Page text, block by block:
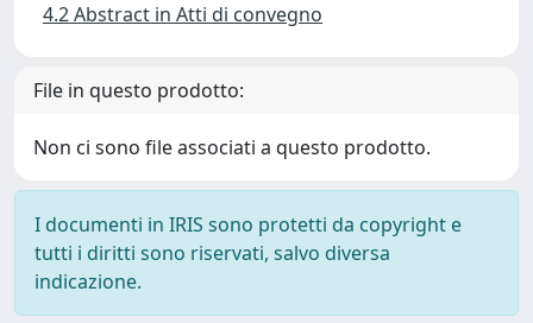
4.2 Abstract in Atti di convegno
File in questo prodotto:
Non ci sono file associati a questo prodotto.
I documenti in IRIS sono protetti da copyright e
tutti i diritti sono riservati, salvo diversa
indicazione.